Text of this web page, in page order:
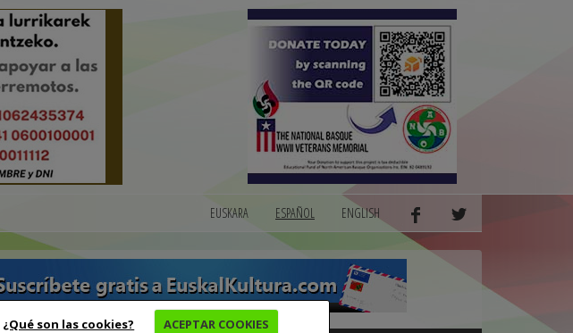
¿Qué son las cookies? ACEPTAR COOKIES
EUSKARA ESPAÑOL ENGLISH